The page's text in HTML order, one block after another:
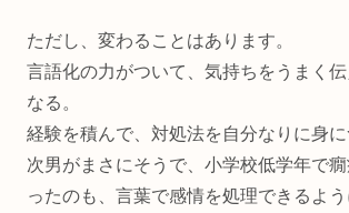
ただし、変わることはあります。
言語化の力がついて、気持ちをうまく
なる。
経験を積んで、対処法を自分なりに身に
次男がまさにそうで、小学校低学年で
ったのも、言葉で感情を処理できるよ